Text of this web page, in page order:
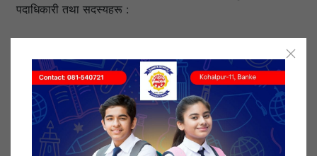
पदाधिकारी तथा सदस्यहरू :
उपाध्यक्ष :
विष्णु पौडेल
युवराज ज्ञवाली
महासचिव :